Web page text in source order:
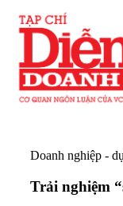
Doanh nghiệp -
Trải nghiệm